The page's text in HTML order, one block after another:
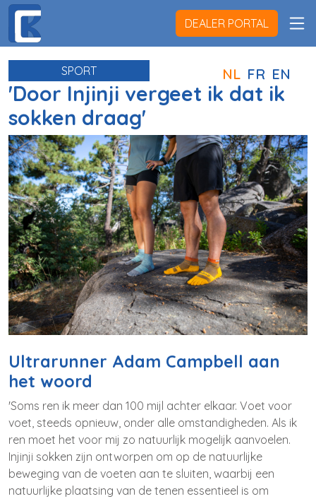
DEALER PORTAL
NL FR EN
SPORT
'Door Injinji vergeet ik dat ik
sokken draag'
Ultrarunner Adam Campbell aan
het woord
'Soms ren ik meer dan 100 mijl achter elkaar. Voet voor
voet, steeds opnieuw, onder alle omstandigheden. Als ik
ren moet het voor mij zo natuurlijk mogelijk aanvoelen.
Injinji sokken zijn ontworpen om op de natuurlijke
beweging van de voeten aan te sluiten, waarbij een
natuurlijke plaatsing van de tenen essentieel is om